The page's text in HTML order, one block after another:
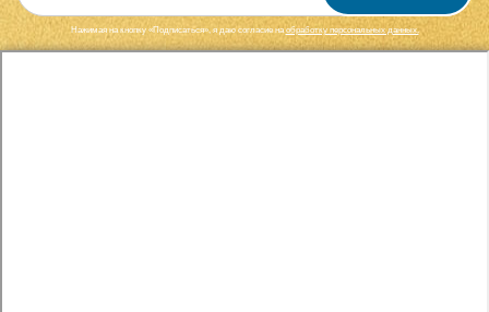
Нажимая на кнопку «Подписаться», я даю cогласие наобработку персональных данных.